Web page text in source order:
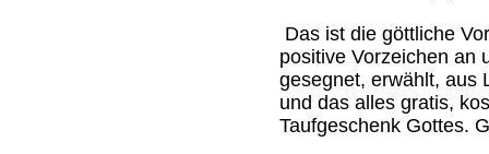
Das ist die göttliche
positive Vorzeichen an
gesegnet, erwählt, aus
und das alles gratis,
Taufgeschenk Gottes.